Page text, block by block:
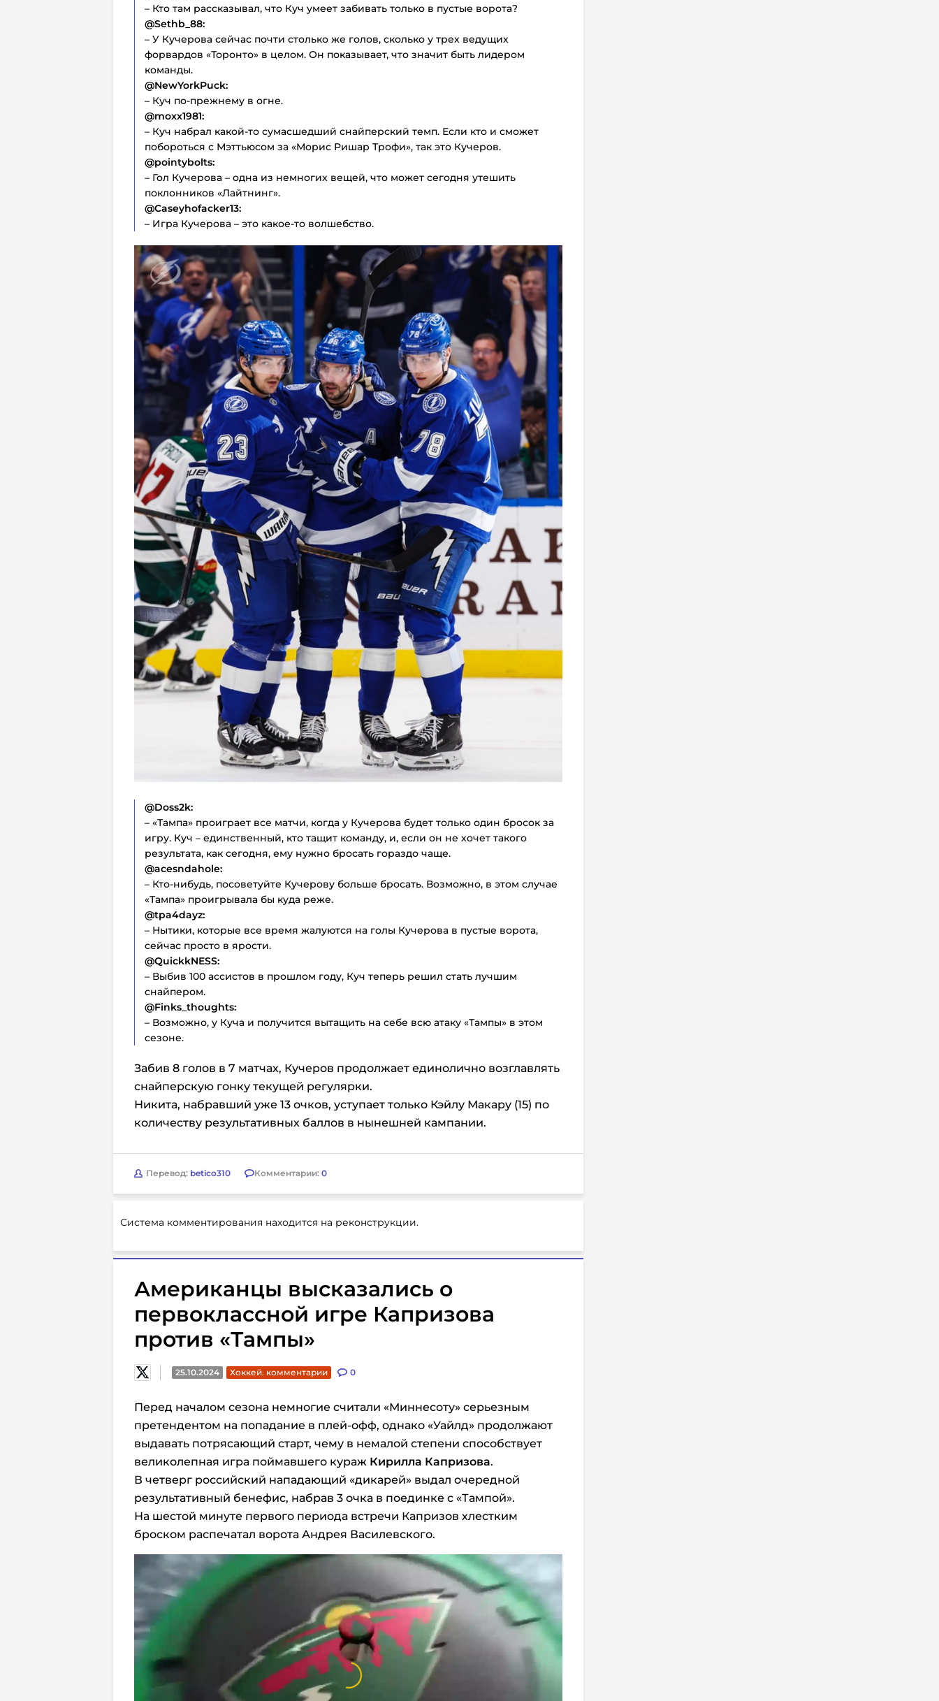
– Кто там рассказывал, что Куч умеет забивать только в пустые ворота?
@Sethb_88:
– У Кучерова сейчас почти столько же голов, сколько у трех ведущих
форвардов «Торонто» в целом. Он показывает, что значит быть лидером
команды.
@NewYorkPuck:
– Куч по-прежнему в огне.
@moxx1981:
– Куч набрал какой-то сумасшедший снайперский темп. Если кто и сможет
побороться с Мэттьюсом за «Морис Ришар Трофи», так это Кучеров.
@pointybolts:
– Гол Кучерова – одна из немногих вещей, что может сегодня утешить
поклонников «Лайтнинг».
@Caseyhofacker13:
– Игра Кучерова – это какое-то волшебство.
@Doss2k:
– «Тампа» проиграет все матчи, когда у Кучерова будет только один бросок за
игру. Куч – единственный, кто тащит команду, и, если он не хочет такого
результата, как сегодня, ему нужно бросать гораздо чаще.
@acesndahole:
– Кто-нибудь, посоветуйте Кучерову больше бросать. Возможно, в этом случае
«Тампа» проигрывала бы куда реже.
@tpa4dayz:
– Нытики, которые все время жалуются на голы Кучерова в пустые ворота,
сейчас просто в ярости.
@QuickkNESS:
– Выбив 100 ассистов в прошлом году, Куч теперь решил стать лучшим
снайпером.
@Finks_thoughts:
– Возможно, у Куча и получится вытащить на себе всю атаку «Тампы» в этом
сезоне.
Забив 8 голов в 7 матчах, Кучеров продолжает единолично возглавлять
снайперскую гонку текущей регулярки.
Никита, набравший уже 13 очков, уступает только Кэйлу Макару (15) по
количеству результативных баллов в нынешней кампании.
Перевод: betico310 Комментарии: 0
Система комментирования находится на реконструкции.
Американцы высказались о
первоклассной игре Капризова
против «Тампы»
25.10.2024 Хоккей. комментарии 0
Перед началом сезона немногие считали «Миннесоту» серьезным
претендентом на попадание в плей-офф, однако «Уайлд» продолжают
выдавать потрясающий старт, чему в немалой степени способствует
великолепная игра поймавшего кураж Кирилла Капризова.
В четверг российский нападающий «дикарей» выдал очередной
результативный бенефис, набрав 3 очка в поединке с «Тампой».
На шестой минуте первого периода встречи Капризов хлестким
броском распечатал ворота Андрея Василевского.